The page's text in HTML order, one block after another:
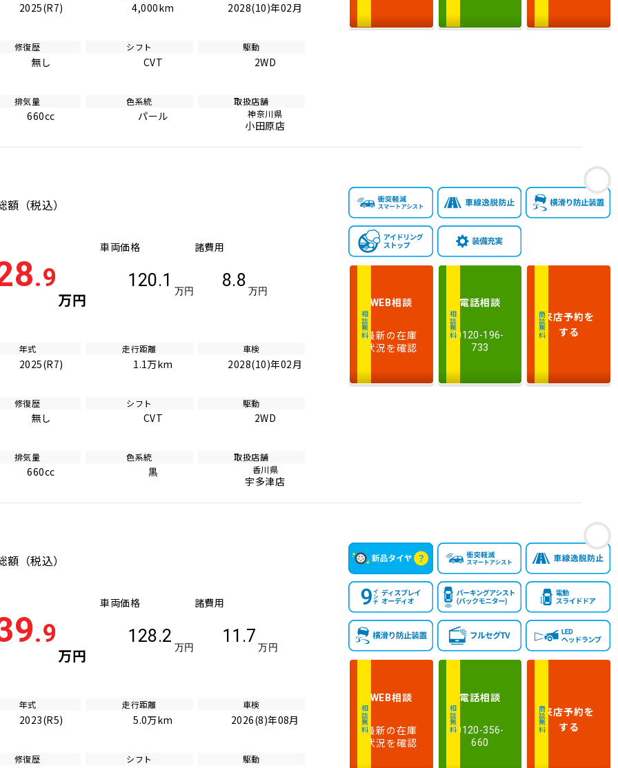
2025(R7) 4,000km 2028(10)年02月
修復歴
無し
シフト
CVT
駆動
2WD
排気量
660cc
色系統
パール
取扱店舗
神奈川県
小田原店
お
額 （税込）
.9
万円
車両価格
120.1
万円
諸費用
8.8
万円
年式
2025(R7)
走行距離
1.1万km
車検
2028(10)年02月
修復歴
無し
シフト
CVT
駆動
2WD
排気量
660cc
色系統
黒
取扱店舗
香川県
宇多津店
相談無料
WEB相談
最新の在庫
状況を確認
相談無料
電話相談
0120-196-
733
商談無料来店予約を
する
お
額 （税込）
.9
万円
車両価格
128.2
万円
諸費用
11.7
万円
年式
2023(R5)
走行距離
5.0万km
車検
2026(8)年08月
修復歴 シフト 駆動
相談無料
WEB相談
最新の在庫
状況を確認
相談無料
電話相談
0120-356-
660
商談無料来店予約を
する